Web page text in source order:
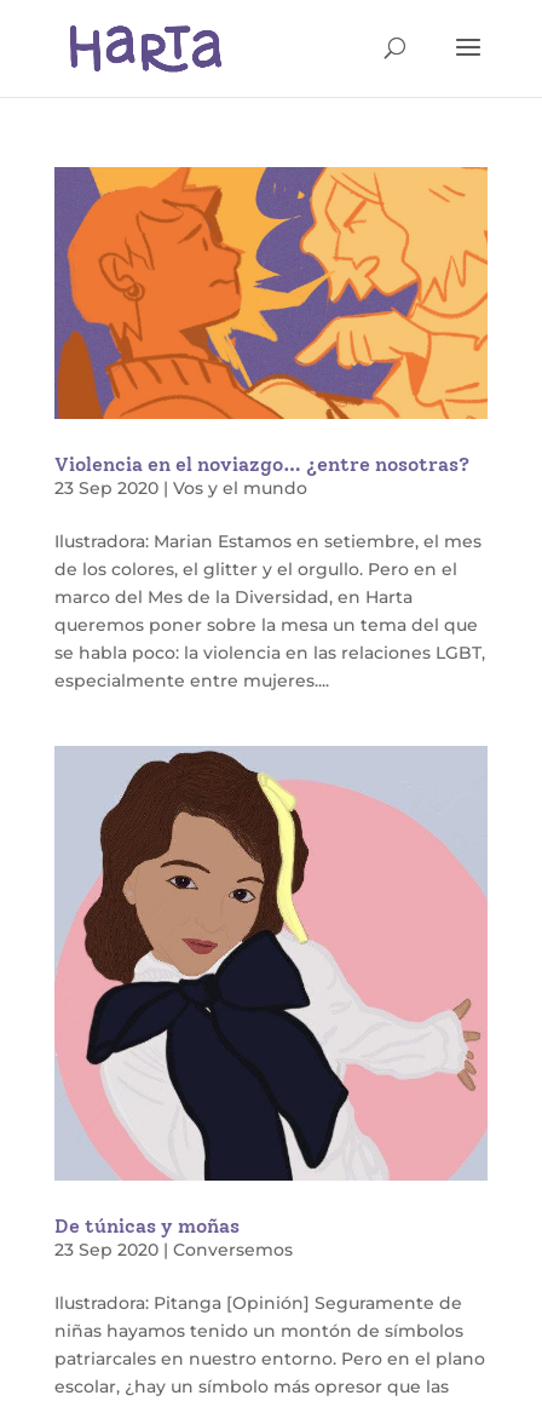
Violencia en el noviazgo… ¿entre nosotras?
23 Sep 2020| Vos y el mundo
Ilustradora: Marian Estamos en setiembre, el mes
de los colores, el glitter y el orgullo. Pero en el
marco del Mes de la Diversidad, en Harta
queremos poner sobre la mesa un tema del que
se habla poco: la violencia en las relaciones LGBT,
especialmente entre mujeres....
De túnicas y moñas
23 Sep 2020| Conversemos
Ilustradora: Pitanga [Opinión] Seguramente de
niñas hayamos tenido un montón de símbolos
patriarcales en nuestro entorno. Pero en el plano
escolar, ¿hay un símbolo más opresor que las